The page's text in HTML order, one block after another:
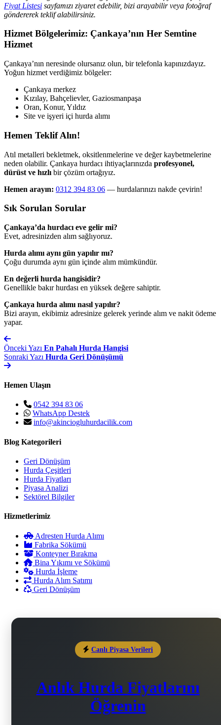
Fiyat Listesi sayfamızı ziyaret edebilir, bizi arayabilir veya fotoğraf
göndererek teklif alabilirsiniz.
Hizmet Bölgelerimiz: Çankaya’nın Her Semtine
Hizmet
Çankaya’nın neresinde olursanız olun, bir telefonla kapınızdayız.
Yoğun hizmet verdiğimiz bölgeler:
Çankaya merkez
Kızılay, Bahçelievler, Gaziosmanpaşa
Oran, Konur, Yıldız
Site ve işyeri içi hurda alımı
Hemen Teklif Alın!
Atıl metalleri bekletmek, oksitlenmelerine ve değer kaybetmelerine
neden olabilir. Çankaya hurdacı ihtiyaçlarınızda profesyonel,
dürüst ve hızlı bir çözüm ortağıyız.
Hemen arayın: 0312 394 83 06 — hurdalarınızı nakde çevirin!
Sık Sorulan Sorular
Çankaya’da hurdacı eve gelir mi?
Evet, adresinizden alım sağlıyoruz.
Hurda alımı aynı gün yapılır mı?
Çoğu durumda aynı gün içinde alım mümkündür.
En değerli hurda hangisidir?
Genellikle bakır hurdası en yüksek değere sahiptir.
Çankaya hurda alımı nasıl yapılır?
Bizi arayın, ekibimiz adresinize gelerek yerinde alım ve nakit ödeme
yapar.
Önceki Yazı En Pahalı Hurda Hangisi
Sonraki Yazı Hurda Geri Dönüşümü
Hemen Ulaşın
0542 394 83 06
WhatsApp Destek
info@akinciogluhurdacilik.com
Blog Kategorileri
Geri Dönüşüm
Hurda Çeşitleri
Hurda Fiyatları
Piyasa Analizi
Sektörel Bilgiler
Hizmetlerimiz
Adresten Hurda Alımı
Fabrika Sökümü
Konteyner Bırakma
Bina Yıkımı ve Sökümü
Hurda İşleme
Hurda Alım Satımı
Geri Dönüşüm
Canlı Piyasa Verileri
Anlık Hurda Fiyatlarını
Öğrenin